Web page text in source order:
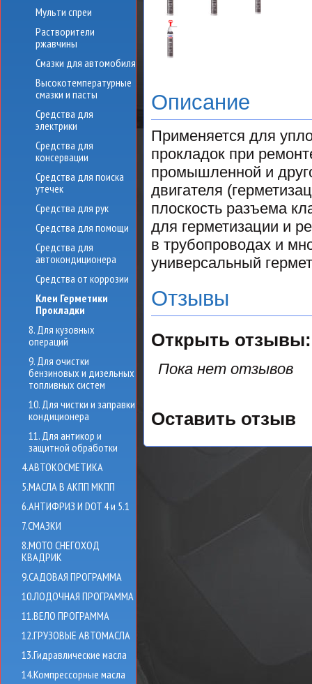
Мульти спреи
Растворители
ржавчины
Смазки для автомобиля
Высокотемпературные
смазки и пасты
Средства для
электрики
Средства для
консервации
Средства для поиска
утечек
Средства для рук
Средства для помощи
Средства для
автокондиционера
Средства от коррозии
Клеи Герметики
Прокладки
8. Для кузовных
операций
9. Для очистки
бензиновых и дизельных
топливных систем
10. Для чистки и заправки
кондиционера
11. Для антикор и
защитной обработки
4.АВТОКОСМЕТИКА
5.МАСЛА В АКПП МКПП
6.АНТИФРИЗ И DOT 4 и 5.1
7.СМАЗКИ
8.МОТО СНЕГОХОД
КВАДРИК
9.САДОВАЯ ПРОГРАММА
10.ЛОДОЧНАЯ ПРОГРАММА
11.ВЕЛО ПРОГРАММА
12.ГРУЗОВЫЕ АВТОМАСЛА
13.Гидравлические масла
14.Компрессорные масла
Описание
Применяется для
прокладок при
промышленной и
двигателя
плоскость разъема
для герметизации и
в трубопроводах и
универсальный
Отзывы
Открыть
Пока нет отзывов
Оставить отзыв